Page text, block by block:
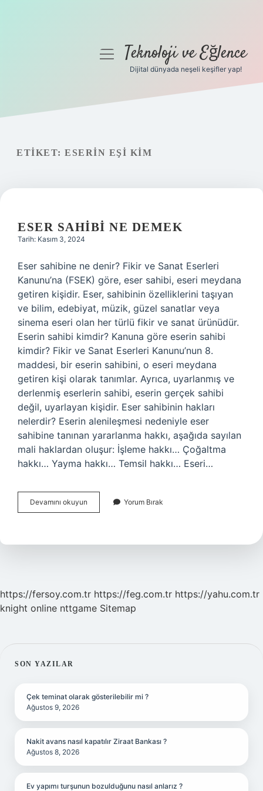
Gizlilik Politikası
menüyüTeknoloji ve Eğlence
Dijital dünyada neşeli keşifler yap!
ETIKET: ESERIN EŞI KIM
ESER SAHIBI NE DEMEK
Tarih: Kasım 3, 2024
Eser sahibine ne denir? Fikir ve Sanat Eserleri
Kanunu’na (FSEK) göre, eser sahibi, eseri meydana
getiren kişidir. Eser, sahibinin özelliklerini taşıyan
ve bilim, edebiyat, müzik, güzel sanatlar veya
sinema eseri olan her türlü fikir ve sanat ürünüdür.
Eserin sahibi kimdir? Kanuna göre eserin sahibi
kimdir? Fikir ve Sanat Eserleri Kanunu’nun 8.
maddesi, bir eserin sahibini, o eseri meydana
getiren kişi olarak tanımlar. Ayrıca, uyarlanmış ve
derlenmiş eserlerin sahibi, eserin gerçek sahibi
değil, uyarlayan kişidir. Eser sahibinin hakları
nelerdir? Eserin alenileşmesi nedeniyle eser
sahibine tanınan yararlanma hakkı, aşağıda sayılan
mali haklardan oluşur: İşleme hakkı… Çoğaltma
hakkı… Yayma hakkı… Temsil hakkı… Eseri…
Devamını okuyun
Sahibi
Yorum Bırak
https://fersoy.com.tr https://feg.com.tr https://yahu.com.tr
knight online nttgame Sitemap
SIDEBAR
SON YAZILAR
Çek teminat olarak gösterilebilir mi ?
Ağustos 9, 2026
Nakit avans nasıl kapatılır Ziraat Bankası ?
Ağustos 8, 2026
Ev yapımı turşunun bozulduğunu nasıl anlarız ?